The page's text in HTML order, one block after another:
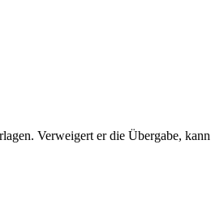
Verweigert er die Übergabe, kann